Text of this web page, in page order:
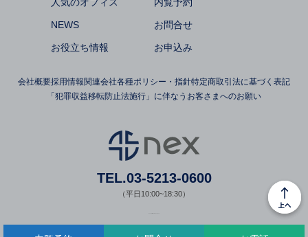
NEWS
お役立ち情報
お問合せ
お申込み
会社概要採用情報関連会社各種ポリシー・指針特定商取引法に基づく表記
「犯罪収益移転防止法施行」に伴なうお客さまへのお願い
TEL.03-5213-0600
（平日10:00~18:30）